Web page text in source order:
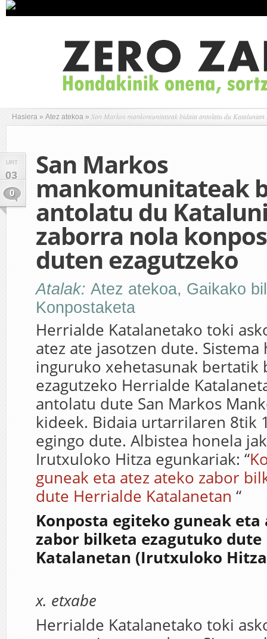
Hasiera » Atez atekoa » San Markos mankomunitateak bidaia antolatu du
URT
03
0
San Markos
mankomunitateak
antolatu du
zaborra nola
duten ezagutzeko
Atalak: Atez atekoa, Gaikako
Konpostaketa
Herrialde Katalanetako toki
atez ate jasotzen dute.
inguruko xehetasunak bertatik
ezagutzeko Herrialde
antolatu dute San Markos
kideek. Bidaia urtarrilaren 8tik
egingo dute. Albistea honela
Irutxuloko Hitza egunkariak: “
guneak eta atez ateko zabor
dute Herrialde Katalanetan “
Konposta egiteko guneak eta
zabor bilketa ezagutuko
Katalanetan (Irutxuloko
x. etxabe
Herrialde Katalanetako toki